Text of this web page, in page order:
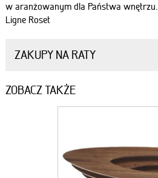
w aranżowanym dla Państwa wnętrzu.
Ligne Roset
ZAKUPY NA RATY
ZOBACZ TAKŻE